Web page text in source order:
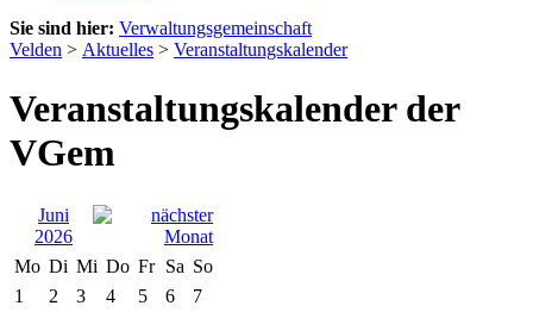
Sie sind hier: Verwaltungsgemeinschaft
Velden > Aktuelles > Veranstaltungskalender
Veranstaltungskalender der
VGem
Juni
2026
Mo Di Mi Do Fr Sa So
1
2 3 4 5 6
7